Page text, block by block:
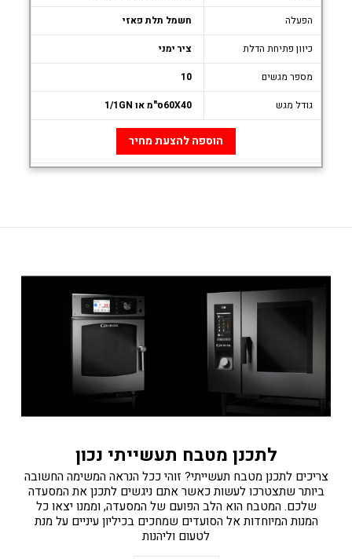
הפעלה
חשמל תלת פאזי
כיוון פתיחת הדלת
ציר ימני
מספר מגשים
10
גודל מגש
60X40ס"מ או 1/1GN
הוספה להצעת מחיר
לתכנן מטבח תעשייתי נכון
צריכים לתכנן מטבח תעשייתי? זוהי ככל הנראה המשימה החשובה
ביותר שתצטרכו לעשות כאשר אתם ניגשים לתכנן את המסעדה
שלכם. המטבח הוא הלב הפועם של המסעדה, וממנו יצאו כל
המנות המיוחדות אל הסועדים שמחכים בכיליון עיניים על מנת
לטעום וליהנות